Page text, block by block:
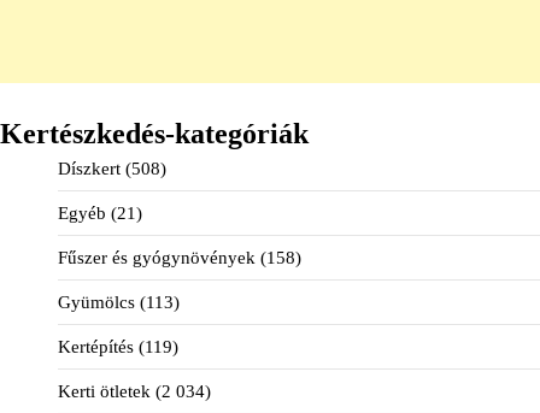
Kertészkedés-kategóriák
Díszkert (508)
Egyéb (21)
Fűszer és gyógynövények (158)
Gyümölcs (113)
Kertépítés (119)
Kerti ötletek (2 034)